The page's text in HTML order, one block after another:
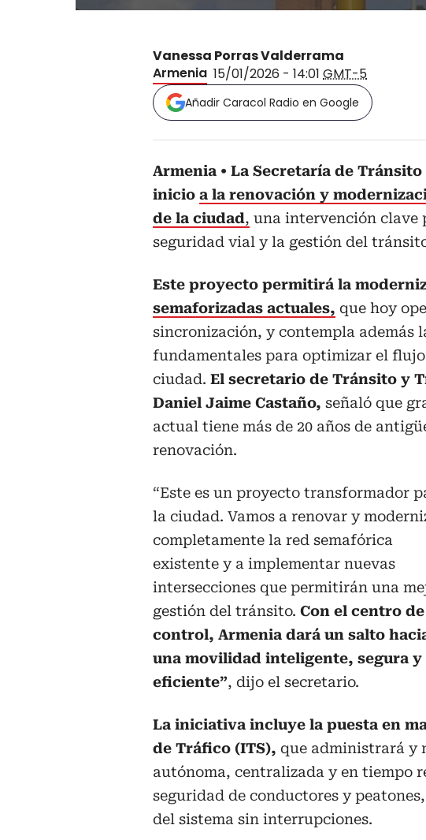
Vanessa Porras Valderrama
Armenia 15/01/2026 - 14:01 GMT-5
Añadir Caracol Radio en Google
Armenia
La Secretaría de
inicio a la renovación y
de la ciudad, una intervención clave
seguridad vial y la gestión del
Este proyecto permitirá la
semaforizadas actuales, que hoy
sincronización, y contempla además
fundamentales para optimizar el
ciudad. El secretario de Tránsito y
Daniel Jaime Castaño, señaló que
actual tiene más de 20 años de
renovación.
“Este es un proyecto transformador
la ciudad. Vamos a renovar y
completamente la red semafórica
existente y a implementar nuevas
intersecciones que permitirán una
gestión del tránsito. Con el centro de
control, Armenia dará un salto
una movilidad inteligente, segura y
eficiente”, dijo el secretario.
La iniciativa incluye la puesta en
de Tráfico (ITS), que administrará y
autónoma, centralizada y en tiempo
seguridad de conductores y
del sistema sin interrupciones.